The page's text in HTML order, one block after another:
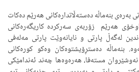
بەرەی بنەماڵە دەستەڵاتدارەکانی هەرێم دەکات
هەرێم زۆربەی سەرکردە کاریگەرەکانی
لەگەڵ پارتی و نایانەوێت پارتی مەلەفی
بنەماڵە دەستڕۆیشتوەکان وەکو کورەکانی
مستەفا، هەرەوەها چەند ئەندامێکی